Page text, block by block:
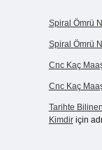
Spiral Ömrü
Spiral Ömrü
Cnc Kaç
Cnc Kaç
Tarihte
Kimdiriçin